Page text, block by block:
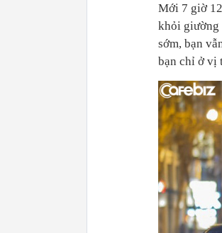
Mới 7 giờ
khỏi giường
sớm, bạn
bạn chỉ ở vị